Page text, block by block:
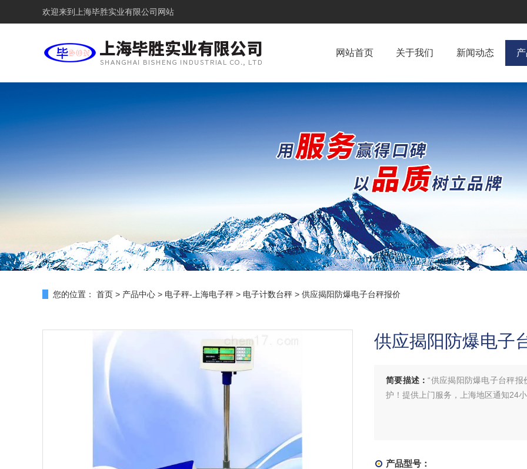
欢迎来到 上海毕胜实业有限公司网站
网站首页 关于我们 新闻动态
您的位置： 首页 > 产品中心 > 电子秤-上海电子秤 > 电子计数台秤 > 供应揭阳防爆电子台秤报价
供应揭阳防爆电子
简要描述：“供应揭阳防爆电子台秤
护！提供上门服务，上海地区通知24
产品型号：